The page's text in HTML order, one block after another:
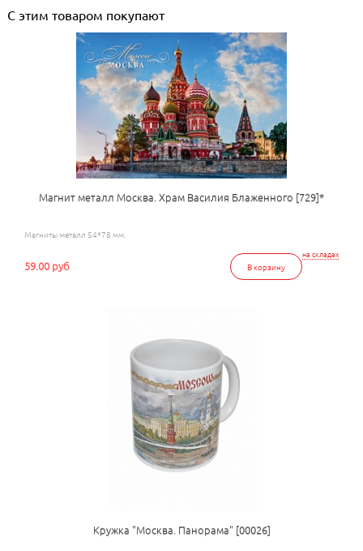
С этим товаром покупают
Магнит металл Москва. Храм Василия Блаженного [729]*
Магниты металл 54*78 мм.
на складах
В корзину
59.00 руб
Кружка "Москва. Панорама" [00026]